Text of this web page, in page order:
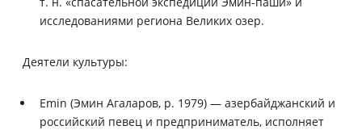
исследованиями региона Великих озер.
Деятели культуры:
Emin (Эмин Агаларов, р. 1979) — азербайджанский и
российский певец и предприниматель, исполняет